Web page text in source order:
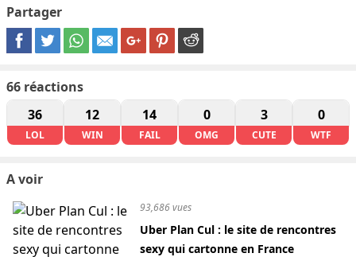
Partager
66 réactions
36
LOL
12
WIN
14
FAIL
0
OMG
3
CUTE
0
WTF
A voir
93,686 vues
Uber Plan Cul : le site de rencontres
sexy qui cartonne en France